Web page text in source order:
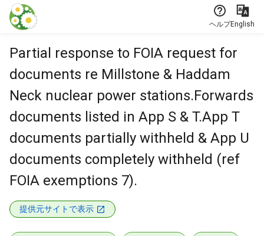
本文に飛ぶ
ヘルプEnglish
Partial response to FOIA request for
documents re Millstone & Haddam
Neck nuclear power stations.Forwards
documents listed in App S & T.App T
documents partially withheld & App U
documents completely withheld (ref
FOIA exemptions 7).
提供元サイトで表示